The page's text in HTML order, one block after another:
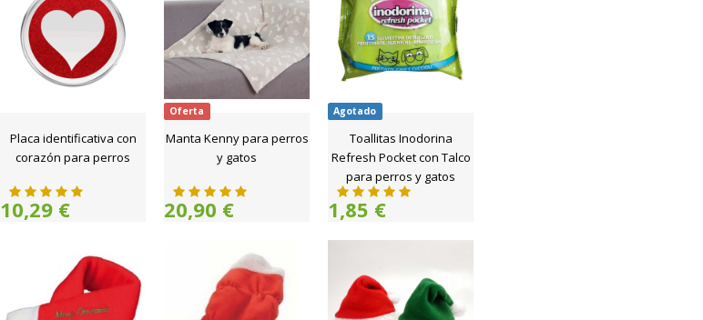
Placa identificativa con
corazón para perros
10,29 €
Oferta
Manta Kenny para perros
y gatos
20,90 €
Agotado
Toallitas Inodorina
Refresh Pocket con Talco
para perros y gatos
1,85 €